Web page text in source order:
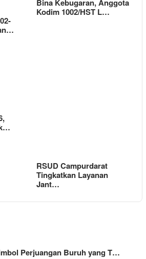
Bina Kebugaran, Anggota
Kodim 1002/HST L…
RSUD Campurdarat
Tingkatkan Layanan
Jant…
Perjuangan Buruh yang T…